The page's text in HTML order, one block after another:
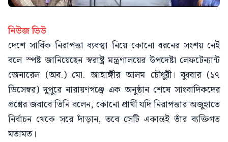
নিউজ ভিউ
দেশে সার্বিক নিরাপত্তা ব্যবস্থা নিয়ে কোনো ধরনের সংশয় নেই
বলে স্পষ্ট জানিয়েছেন স্বরাষ্ট্র মন্ত্রণালয়ের উপদেষ্টা লেফটেন্যান্ট
জেনারেল (অব.) মো. জাহাঙ্গীর আলম চৌধুরী। বুধবার (১৭
ডিসেম্বর) দুপুরে নারায়ণগঞ্জে এক অনুষ্ঠান শেষে সাংবাদিকদের
প্রশ্নের জবাবে তিনি বলেন, কোনো প্রার্থী যদি নিরাপত্তার অজুহাতে
নির্বাচন থেকে সরে দাঁড়ান, তবে সেটি একান্তই তাঁর ব্যক্তিগত
মতামত।